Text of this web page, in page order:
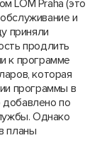
LOM Praha (это
и
приняли
продлить
к программе
которая
программы в
по
Однако
планы